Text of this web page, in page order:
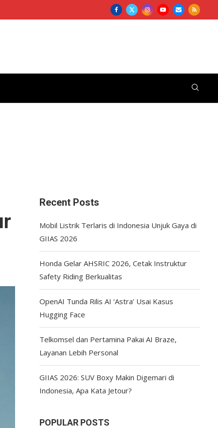
Recent Posts
Mobil Listrik Terlaris di Indonesia Unjuk Gaya di
GIIAS 2026
Honda Gelar AHSRIC 2026, Cetak Instruktur
Safety Riding Berkualitas
OpenAI Tunda Rilis AI ‘Astra’ Usai Kasus
Hugging Face
Telkomsel dan Pertamina Pakai AI Braze,
Layanan Lebih Personal
GIIAS 2026: SUV Boxy Makin Digemari di
Indonesia, Apa Kata Jetour?
POPULAR POSTS